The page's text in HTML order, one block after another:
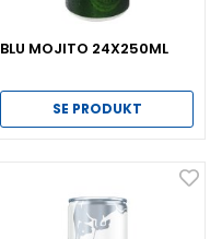
BLU MOJITO 24X250ML
SE PRODUKT